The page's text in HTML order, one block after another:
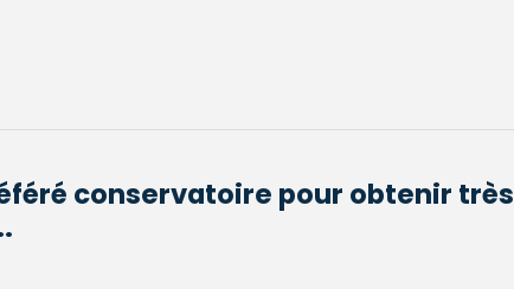
conservatoire pour obtenir très